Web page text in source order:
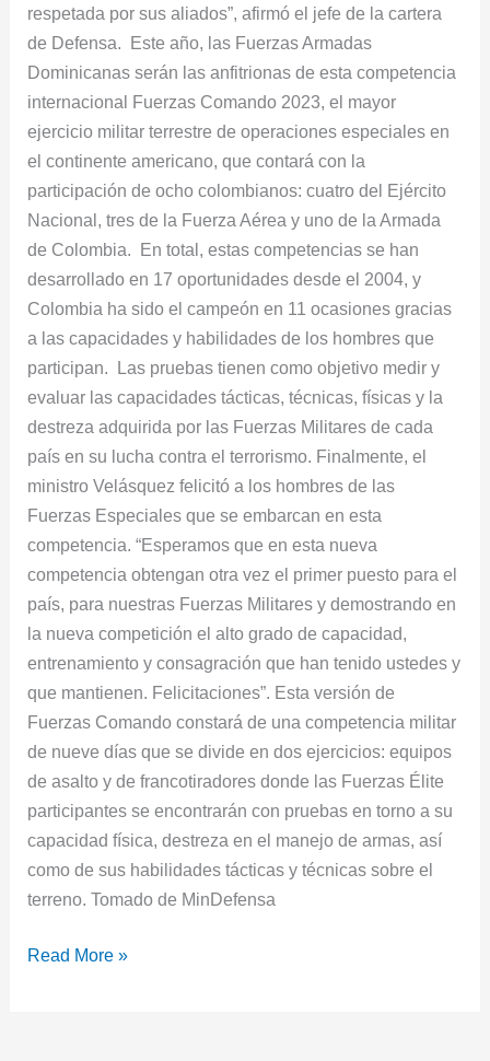
respetada por sus aliados”, afirmó el jefe de la cartera
de Defensa. Este año, las Fuerzas Armadas
Dominicanas serán las anfitrionas de esta competencia
internacional Fuerzas Comando 2023, el mayor
ejercicio militar terrestre de operaciones especiales en
el continente americano, que contará con la
participación de ocho colombianos: cuatro del Ejército
Nacional, tres de la Fuerza Aérea y uno de la Armada
de Colombia. En total, estas competencias se han
desarrollado en 17 oportunidades desde el 2004, y
Colombia ha sido el campeón en 11 ocasiones gracias
a las capacidades y habilidades de los hombres que
participan. Las pruebas tienen como objetivo medir y
evaluar las capacidades tácticas, técnicas, físicas y la
destreza adquirida por las Fuerzas Militares de cada
país en su lucha contra el terrorismo. Finalmente, el
ministro Velásquez felicitó a los hombres de las
Fuerzas Especiales que se embarcan en esta
competencia. “Esperamos que en esta nueva
competencia obtengan otra vez el primer puesto para el
país, para nuestras Fuerzas Militares y demostrando en
la nueva competición el alto grado de capacidad,
entrenamiento y consagración que han tenido ustedes y
que mantienen. Felicitaciones”. Esta versión de
Fuerzas Comando constará de una competencia militar
de nueve días que se divide en dos ejercicios: equipos
de asalto y de francotiradores donde las Fuerzas Élite
participantes se encontrarán con pruebas en torno a su
capacidad física, destreza en el manejo de armas, así
como de sus habilidades tácticas y técnicas sobre el
terreno. Tomado de MinDefensa
Read More »